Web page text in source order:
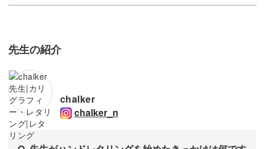
先生の紹介
chalker
chalker_n